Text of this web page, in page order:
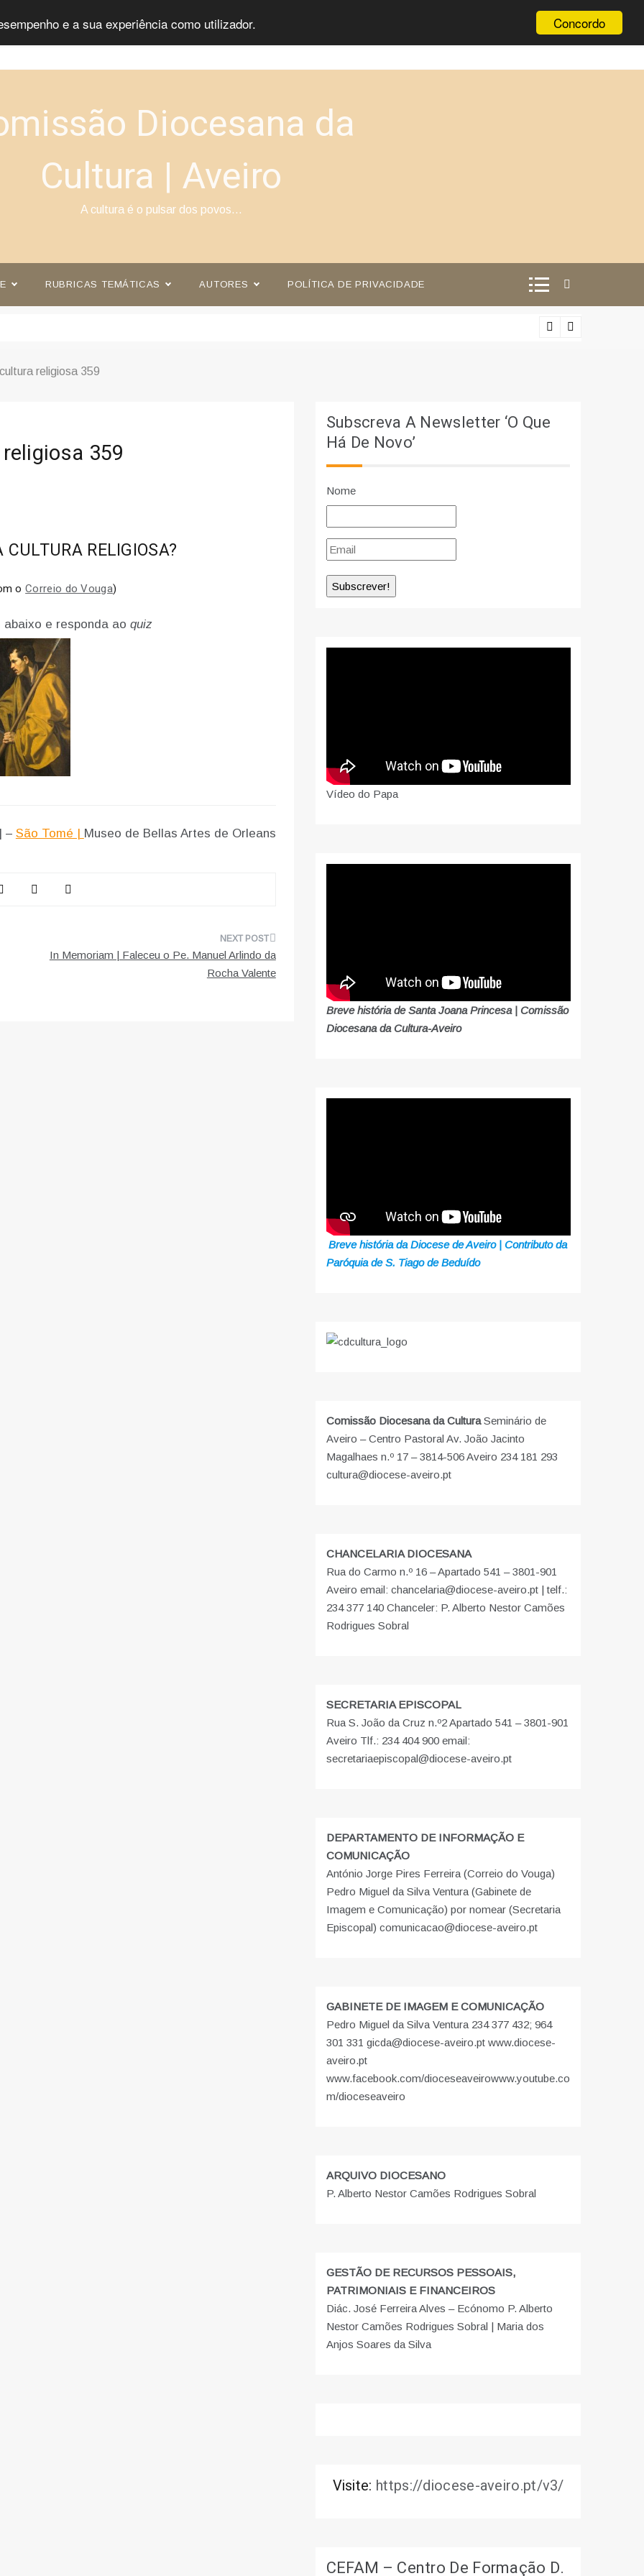
Concordo
e a sua experiência como utilizador.
Diocesana da
Cultura | Aveiro
A cultura é o pulsar dos povos…
RUBRICAS TEMÁTICAS AUTORES POLÍTICA DE PRIVACIDADE
do conflito
religiosa 359
359
RELIGIOSA?
oCorreio do Vouga)
e responda ao quiz
– São Tomé | Museo de Bellas Artes de Orleans
In Memoriam | Faleceu o Pe. Manuel Arlindo da
Rocha Valente
Subscreva A Newsletter ‘O Que
Há De Novo’
Nome
Vídeo do Papa
Breve história de Santa Joana Princesa | Comissão
Diocesana da Cultura-Aveiro
Breve história da Diocese de Aveiro | Contributo da
Paróquia de S. Tiago de Beduído
Comissão Diocesana da CulturaSeminário de
Aveiro – Centro Pastoral Av. João Jacinto
Magalhaes n.º 17 – 3814-506 Aveiro 234 181 293
cultura@diocese-aveiro.pt
CHANCELARIA DIOCESANA
Rua do Carmo n.º 16 – Apartado 541 – 3801-901
Aveiro email: chancelaria@diocese-aveiro.pt | telf.:
234 377 140 Chanceler: P. Alberto Nestor Camões
Rodrigues Sobral
SECRETARIA EPISCOPAL
Rua S. João da Cruz n.º2 Apartado 541 – 3801-901
Aveiro Tlf.: 234 404 900 email:
secretariaepiscopal@diocese-aveiro.pt
DEPARTAMENTO DE INFORMAÇÃO E
COMUNICAÇÃO
António Jorge Pires Ferreira (Correio do Vouga)
Pedro Miguel da Silva Ventura (Gabinete de
Imagem e Comunicação) por nomear (Secretaria
Episcopal) comunicacao@diocese-aveiro.pt
GABINETE DE IMAGEM E COMUNICAÇÃO
Pedro Miguel da Silva Ventura 234 377 432; 964
301 331 gicda@diocese-aveiro.pt www.diocese-
aveiro.pt
www.facebook.com/dioceseaveirowww.youtube.co
m/dioceseaveiro
ARQUIVO DIOCESANO
P. Alberto Nestor Camões Rodrigues Sobral
GESTÃO DE RECURSOS PESSOAIS,
PATRIMONIAIS E FINANCEIROS
Diác. José Ferreira Alves – Ecónomo P. Alberto
Nestor Camões Rodrigues Sobral | Maria dos
Anjos Soares da Silva
Visite: https://diocese-aveiro.pt/v3/
CEFAM – Centro De Formação D.